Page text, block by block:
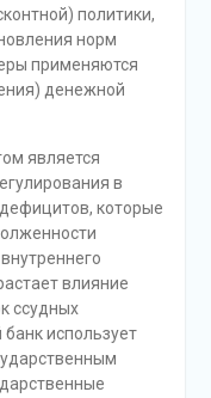
политики,
норм
применяются
денежной
является
в
которые
влияние
ссудных
использует